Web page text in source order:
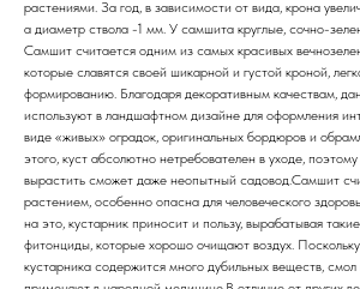
растениями. За год, в зависимости от вида, крона
а диаметр ствола -1 мм. У самшита круглые, сочно-
Самшит считается одним из самых красивых
которые славятся своей шикарной и густой кроной,
формированию. Благодаря декоративным качествам,
используют в ландшафтном дизайне для оформления
виде «живых» оградок, оригинальных бордюров и
этого, куст абсолютно нетребователен в уходе,
вырастить сможет даже неопытный садовод.Самшит
растением, особенно опасна для человеческого
на это, кустарник приносит и пользу, вырабатывая
фитонциды, которые хорошо очищают воздух.
кустарника содержится много дубильных веществ, смол